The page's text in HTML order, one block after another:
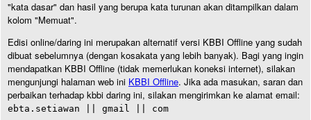
"kata dasar" dan hasil yang berupa kata turunan akan ditampilkan dalam
kolom "Memuat".
Edisi online/daring ini merupakan alternatif versi KBBI Offline yang sudah
dibuat sebelumnya (dengan kosakata yang lebih banyak). Bagi yang ingin
mendapatkan KBBI Offline (tidak memerlukan koneksi internet), silakan
mengunjungi halaman web ini KBBI Offline. Jika ada masukan, saran dan
perbaikan terhadap kbbi daring ini, silakan mengirimkan ke alamat email:
ebta.setiawan || gmail || com